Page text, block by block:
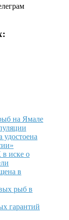
на Ямале
удостоена
иске о
в
рыб в
гарантий